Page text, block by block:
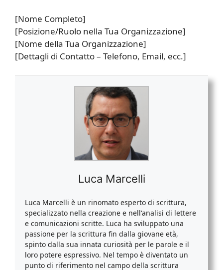
[Nome Completo]
[Posizione/Ruolo nella Tua Organizzazione]
[Nome della Tua Organizzazione]
[Dettagli di Contatto – Telefono, Email, ecc.]
Luca Marcelli
Luca Marcelli è un rinomato esperto di scrittura,
specializzato nella creazione e nell'analisi di lettere
e comunicazioni scritte. Luca ha sviluppato una
passione per la scrittura fin dalla giovane età,
spinto dalla sua innata curiosità per le parole e il
loro potere espressivo. Nel tempo è diventato un
punto di riferimento nel campo della scrittura